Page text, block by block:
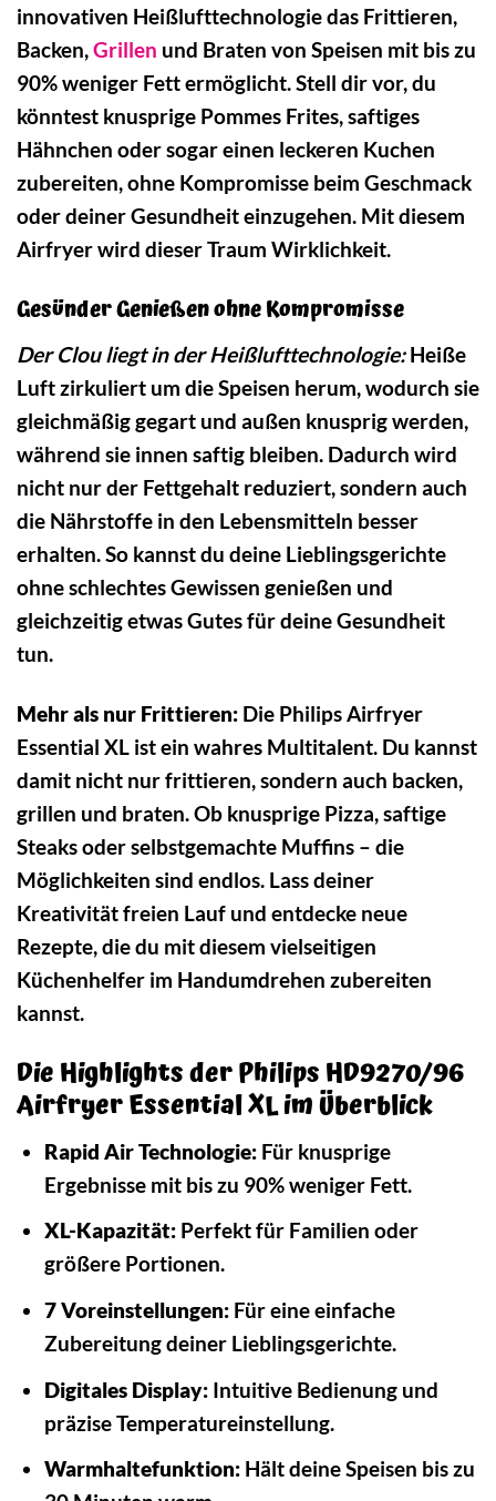
innovativen Heißlufttechnologie das Frittieren,
Backen,Grillen und Braten von Speisen mit bis zu
90% weniger Fett ermöglicht. Stell dir vor, du
könntest knusprige Pommes Frites, saftiges
Hähnchen oder sogar einen leckeren Kuchen
zubereiten, ohne Kompromisse beim Geschmack
oder deiner Gesundheit einzugehen. Mit diesem
Airfryer wird dieser Traum Wirklichkeit.
Gesünder Genießen ohne Kompromisse
Der Clou liegt in der Heißlufttechnologie:Heiße
Luft zirkuliert um die Speisen herum, wodurch sie
gleichmäßig gegart und außen knusprig werden,
während sie innen saftig bleiben. Dadurch wird
nicht nur der Fettgehalt reduziert, sondern auch
die Nährstoffe in den Lebensmitteln besser
erhalten. So kannst du deine Lieblingsgerichte
ohne schlechtes Gewissen genießen und
gleichzeitig etwas Gutes für deine Gesundheit
tun.
Mehr als nur Frittieren: Die Philips Airfryer
Essential XL ist ein wahres Multitalent. Du kannst
damit nicht nur frittieren, sondern auch backen,
grillen und braten. Ob knusprige Pizza, saftige
Steaks oder selbstgemachte Muffins – die
Möglichkeiten sind endlos. Lass deiner
Kreativität freien Lauf und entdecke neue
Rezepte, die du mit diesem vielseitigen
Küchenhelfer im Handumdrehen zubereiten
kannst.
Die Highlights der Philips HD9270/96
Airfryer Essential XL im Überblick
Rapid Air Technologie:Für knusprige
Ergebnisse mit bis zu 90% weniger Fett.
XL-Kapazität:Perfekt für Familien oder
größere Portionen.
7 Voreinstellungen:Für eine einfache
Zubereitung deiner Lieblingsgerichte.
Digitales Display:Intuitive Bedienung und
präzise Temperatureinstellung.
Warmhaltefunktion:Hält deine Speisen bis zu